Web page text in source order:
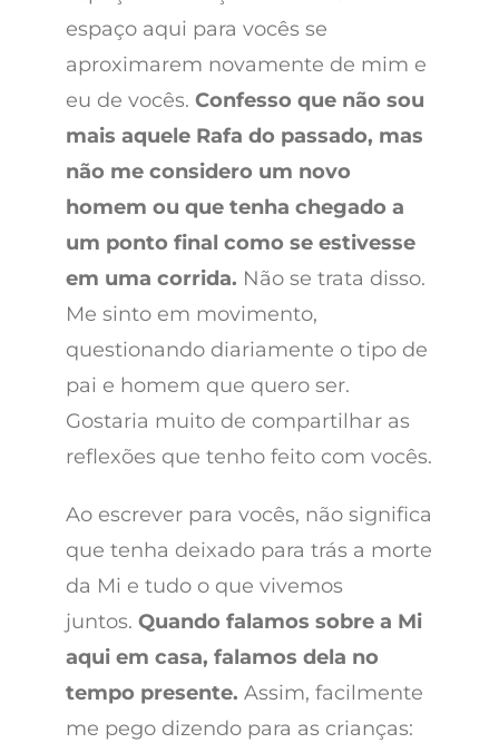
espaço aqui para vocês se
aproximarem novamente de mim e
eu de vocês. Confesso que não sou
mais aquele Rafa do passado, mas
não me considero um novo
homem ou que tenha chegado a
um ponto final como se estivesse
em uma corrida. Não se trata disso.
Me sinto em movimento,
questionando diariamente o tipo de
pai e homem que quero ser.
Gostaria muito de compartilhar as
reflexões que tenho feito com vocês.
Ao escrever para vocês, não significa
que tenha deixado para trás a morte
da Mi e tudo o que vivemos
juntos. Quando falamos sobre a Mi
aqui em casa, falamos dela no
tempo presente. Assim, facilmente
me pego dizendo para as crianças: